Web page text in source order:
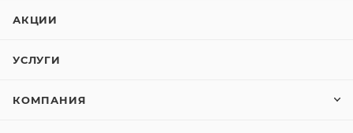
АКЦИИ
УСЛУГИ
КОМПАНИЯ